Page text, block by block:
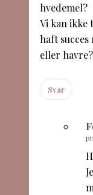
hvedemel?
Vi kan ikke
haft
eller havre?
Svar